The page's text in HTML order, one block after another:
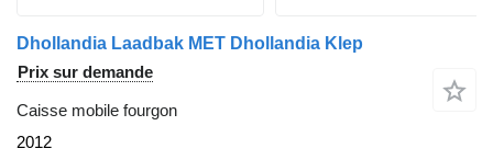
Dhollandia Laadbak MET Dhollandia Klep
Prix sur demande
Caisse mobile fourgon
2012